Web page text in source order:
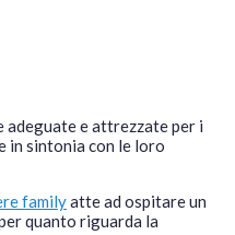
adeguate e attrezzate per i
in sintonia con le loro
familyatte ad ospitare un
quanto riguarda la